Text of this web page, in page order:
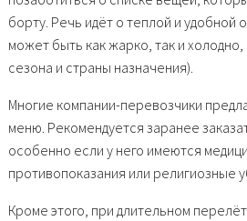
борту. Речь идёт о теплой и удобной
может быть как жарко, так и холодно,
сезона и страны назначения).
Многие компании-перевозчики
меню. Рекомендуется заранее
особенно если у него имеются
противопоказания или религиозные
Кроме этого, при длительном